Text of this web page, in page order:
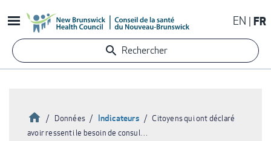
au
contenu
principal
EN FR
Rechercher
Accueil
Données Indicateurs
Citoyens qui ont déclaré
avoir ressenti le besoin de consul…